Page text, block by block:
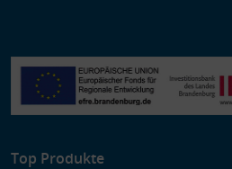
Top Produkte